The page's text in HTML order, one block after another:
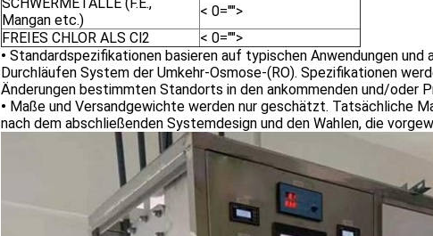
Mangan etc.)
< 0="">
FREIES CHLOR ALS Cl2
< 0="">
• Standardspezifikationen basieren auf typischen Anwendungen und
Durchläufen System der Umkehr-Osmose-(RO). Spezifikationen
Änderungen bestimmten Standorts in den ankommenden und/oder
• Maße und Versandgewichte werden nur geschätzt. Tatsächliche
nach dem abschließenden Systemdesign und den Wahlen, die